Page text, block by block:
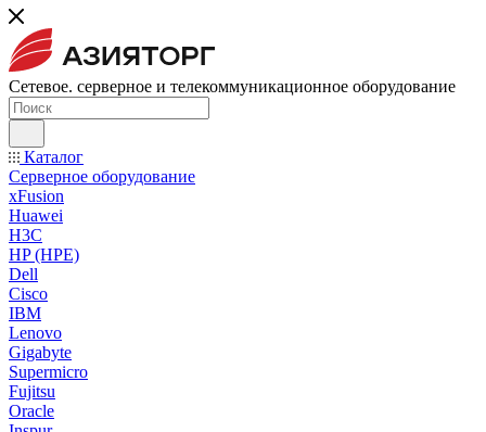
Сетевое. серверное и телекоммуникационное оборудование
Каталог
Серверное оборудование
xFusion
Huawei
H3C
HP (HPE)
Dell
Cisco
IBM
Lenovo
Gigabyte
Supermicro
Fujitsu
Oracle